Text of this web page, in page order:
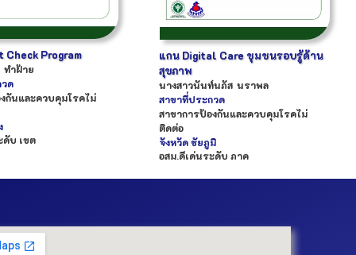
Check Program
ทำฝ้าย
ด
กันและควบคุมโรคไม่
ดับ เขต
แกน Digital Care ชุมชนรอบรู้ด้าน
สุขภาพ
นางสาวนันท์นภัส นราพล
สาขาที่ประกวด
สาขาการป้องกันและควบคุมโรคไม่
ติดต่อ
จังหวัดชัยภูมิ
อสม.ดีเด่นระดับ ภาค